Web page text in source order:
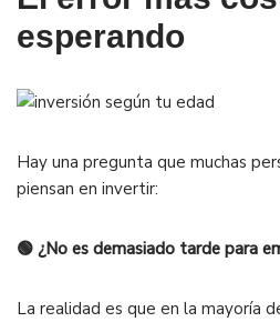
esperando
Hay una pregunta que muchas
piensan en invertir:
🟢 ¿No es demasiado tarde para
La realidad es que en la mayoría